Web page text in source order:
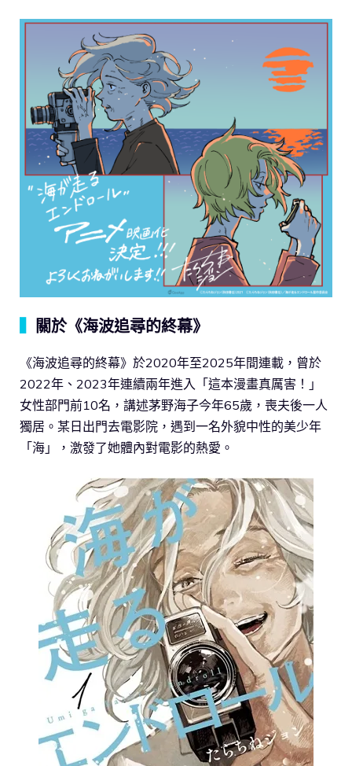
關於《海波追尋的終幕》
《海波追尋的終幕》於2020年至2025年間連載，曾於
2022年、2023年連續兩年進入「這本漫畫真厲害！」
女性部門前10名，講述茅野海子今年65歲，喪夫後一人
獨居。某日出門去電影院，遇到一名外貌中性的美少年
「海」，激發了她體內對電影的熱愛。